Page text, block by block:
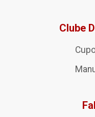
Clube